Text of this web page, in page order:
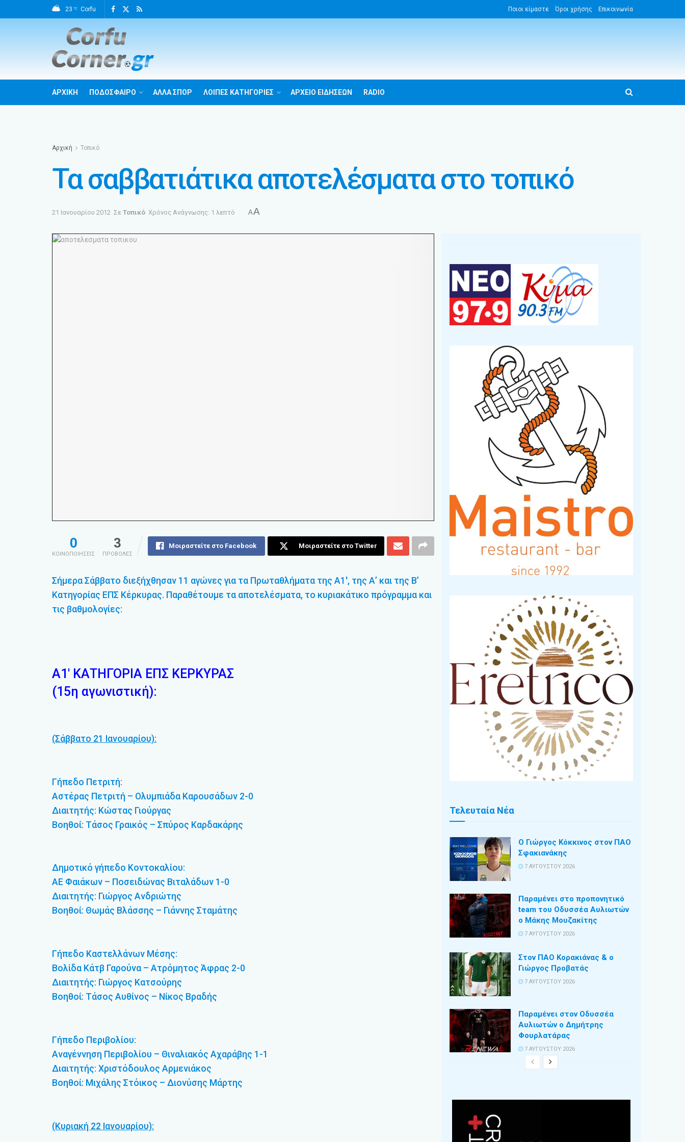
23 °C Corfu Ποιοι είμαστε Όροι χρήσης Επικοινωνία
ΑΡΧΙΚΗ ΠΟΔΟΣΦΑΙΡΟ ΑΛΛΑ ΣΠΟΡ ΛΟΙΠΕΣ ΚΑΤΗΓΟΡΙΕΣ ΑΡΧΕΙΟ ΕΙΔΗΣΕΩΝ RADIO
Αρχική Τοπικό
Τα σαββατιάτικα αποτελέσματα στο τοπικό
21 Ιανουαρίου 2012 Σε Τοπικό Χρόνος Ανάγνωσης: 1 λεπτό AA
0
ΚΟΙΝΟΠΟΙΗΣΕΙΣ
3
ΠΡΟΒΟΛΕΣ
Μοιραστείτε στο Facebook Μοιραστείτε στο Twitter
Σήμερα Σάββατο διεξήχθησαν 11 αγώνες για τα Πρωταθλήματα της Α1′, της Α’ και της Β’
Κατηγορίας ΕΠΣ Κέρκυρας. Παραθέτουμε τα αποτελέσματα, το κυριακάτικο πρόγραμμα και
τις βαθμολογίες:
Α1′ ΚΑΤΗΓΟΡΙΑ ΕΠΣ ΚΕΡΚΥΡΑΣ
(15η αγωνιστική):
(Σάββατο 21 Ιανουαρίου):
Γήπεδο Πετριτή:
Αστέρας Πετριτή – Ολυμπιάδα Καρουσάδων 2-0
Διαιτητής: Κώστας Γιούργας
Βοηθοί: Τάσος Γραικός – Σπύρος Καρδακάρης
Δημοτικό γήπεδο Κοντοκαλίου:
ΑΕ Φαιάκων – Ποσειδώνας Βιταλάδων 1-0
Διαιτητής: Γιώργος Ανδριώτης
Βοηθοί: Θωμάς Βλάσσης – Γιάννης Σταμάτης
Γήπεδο Καστελλάνων Μέσης:
Βολίδα Κάτβ Γαρούνα – Ατρόμητος Άφρας 2-0
Διαιτητής: Γιώργος Κατσούρης
Βοηθοί: Τάσος Αυθίνος – Νίκος Βραδής
Γήπεδο Περιβολίου:
Αναγέννηση Περιβολίου – Θιναλιακός Αχαράβης 1-1
Διαιτητής: Χριστόδουλος Αρμενιάκος
Βοηθοί: Μιχάλης Στόικος – Διονύσης Μάρτης
(Κυριακή 22 Ιανουαρίου):
Τελευταία Νέα
Ο Γιώργος Κόκκινος στον ΠΑΟ
Σφακιανάκης
7 ΑΥΓΟΎΣΤΟΥ 2026
Παραμένει στο προπονητικό
team του Οδυσσέα Αυλιωτών
ο Μάκης Μουζακίτης
7 ΑΥΓΟΎΣΤΟΥ 2026
Στον ΠΑΟ Κορακιάνας & ο
Γιώργος Προβατάς
7 ΑΥΓΟΎΣΤΟΥ 2026
Παραμένει στον Οδυσσέα
Αυλιωτών ο Δημήτρης
Φουρλατάρας
7 ΑΥΓΟΎΣΤΟΥ 2026